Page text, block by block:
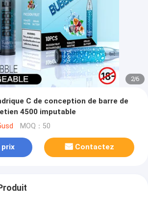
2/6
C de conception de barre de
4500 imputable
MOQ：50
Contactez